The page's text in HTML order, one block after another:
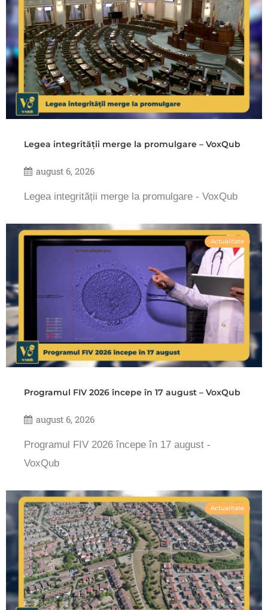
Legea integrității merge la promulgare – VoxQub
august 6, 2026
Legea integrității merge la promulgare - VoxQub
Actualitate
Programul FIV 2026 începe în 17 august – VoxQub
august 6, 2026
Programul FIV 2026 începe în 17 august -
VoxQub
Actualitate